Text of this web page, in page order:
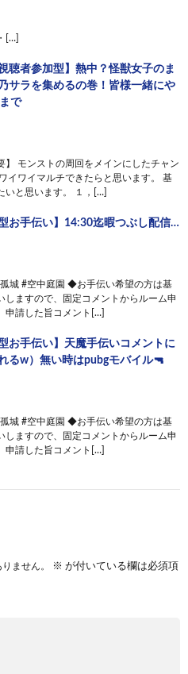
[…]
聴者参加型】熱中？怪獣女子のま
サラを集めるの巻！皆様一緒にや
で
】 モンストの周回をメインにしたチャン
イワイマルチできたらと思います。 基
いと思います。 １，[…]
お手伝い】14:30迄暇つぶし配信…
城 #空中庭園 ◆お手伝い希望の方は基
しますので、固定コメントからルーム申
申請した旨コメント[…]
お手伝い】天魔手伝いコメントに
るw）無い時はpubgモバイル🔫
城 #空中庭園 ◆お手伝い希望の方は基
しますので、固定コメントからルーム申
申請した旨コメント[…]
ません。 ※ が付いている欄は必須項